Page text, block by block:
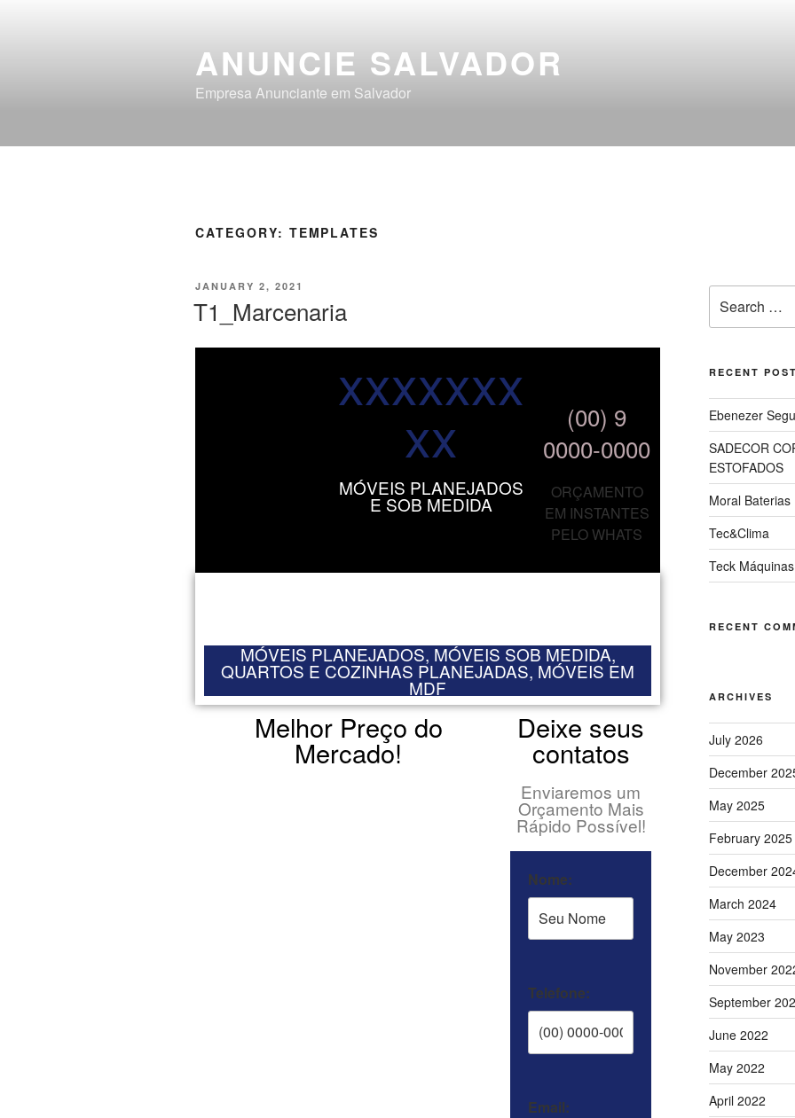
ANUNCIE SALVADOR
Empresa Anunciante em Salvador
CATEGORY: TEMPLATES
JANUARY 2, 2021
T1_Marcenaria
xxxxxxx
xx
MÓVEIS PLANEJADOS
E SOB MEDIDA
(00) 9
0000-0000
ORÇAMENTO
EM INSTANTES
PELO WHATS
MÓVEIS PLANEJADOS, MÓVEIS SOB MEDIDA,
QUARTOS E COZINHAS PLANEJADAS, MÓVEIS EM
MDF
Melhor Preço do
Mercado!
Deixe seus
contatos
Enviaremos um
Orçamento Mais
Rápido Possível​!
Nome:
Telefone:
Email:
RECENT
Ebenezer
SADECOR
ESTOFADOS
Moral Baterias
Tec&Clima
Teck
RECENT
ARCHIVES
July 2026
December
May 2025
February 2025
December
March 2024
May 2023
November
September
June 2022
May 2022
April 2022